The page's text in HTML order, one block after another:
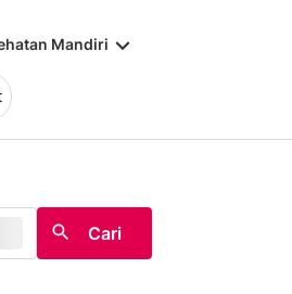
Mandiri keyboard_arrow_down
search Cari